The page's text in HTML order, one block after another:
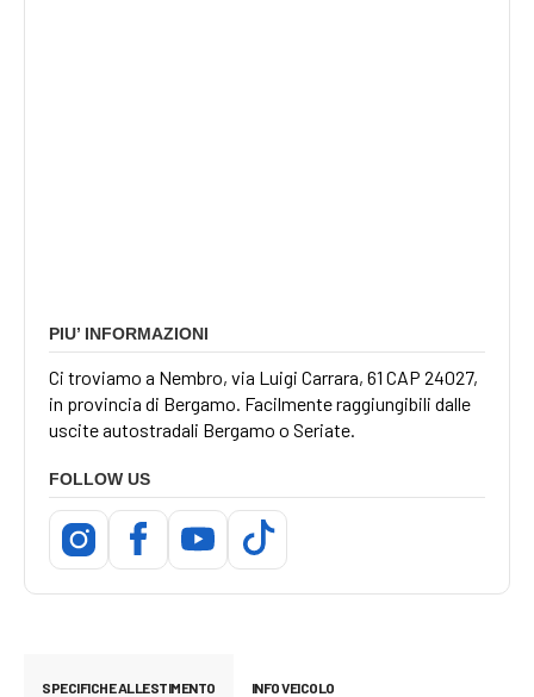
PIU’ INFORMAZIONI
Ci troviamo a Nembro, via Luigi Carrara, 61 CAP 24027,
in provincia di Bergamo. Facilmente raggiungibili dalle
uscite autostradali Bergamo o Seriate.
FOLLOW US
SPECIFICHE ALLESTIMENTO INFO VEICOLO